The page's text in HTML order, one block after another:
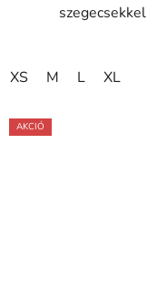
szegecsekkel
XS M L XL
AKCIÓ